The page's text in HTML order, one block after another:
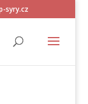
syry.cz